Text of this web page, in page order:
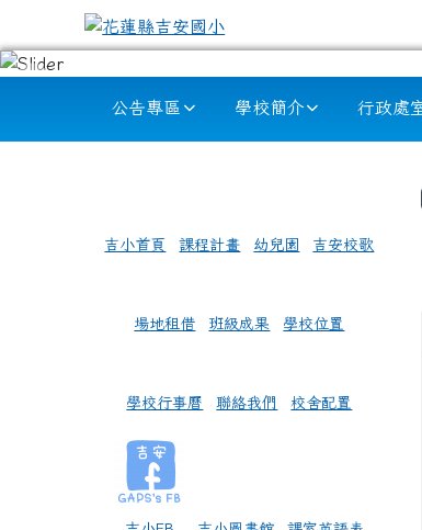
跳至主內容區
花蓮縣吉安國小
公告專區 學校簡介 行政處
吉小首頁 課程計畫 幼兒園 吉安校歌
場地租借 班級成果 學校位置
學校行事曆 聯絡我們 校舍配置